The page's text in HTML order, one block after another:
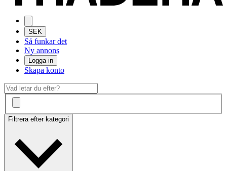
SEK
Så funkar det
Ny annons
Logga in
Skapa konto
Filtrera efter kategori